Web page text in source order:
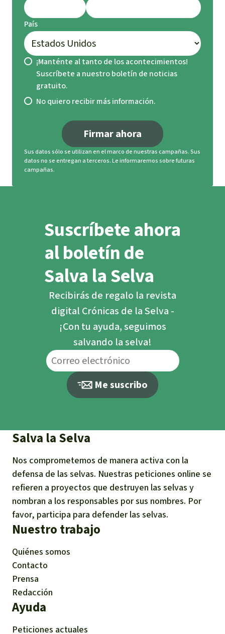
País
¡Manténte al tanto de los acontecimientos!
Suscríbete a nuestro boletín de noticias
gratuito.
No quiero recibir más información.
Firmar ahora
Sus datos sólo se utilizan en el marco de nuestras campañas. Sus
datos no se entregan a terceros. Le informaremos sobre futuras
campañas.
Suscríbete ahora
al boletín de
Salva la Selva
Recibirás de regalo la revista
digital Crónicas de la Selva -
¡Con tu ayuda, seguimos
salvando la selva!
Me suscribo
Salva la Selva
Nos comprometemos de manera activa con la
defensa de las selvas. Nuestras peticiones online se
refieren a proyectos que destruyen las selvas y
nombran a los responsables por sus nombres. Por
favor, participa para defender las selvas.
Nuestro trabajo
Quiénes somos
Contacto
Prensa
Redacción
Ayuda
Peticiones actuales